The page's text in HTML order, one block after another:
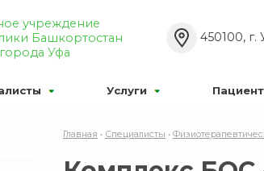
СЃС…РµРјР°: Р¦
учреждение
Башкортостан
Уфа
450100,
Услуги
Главная • Специалисты •